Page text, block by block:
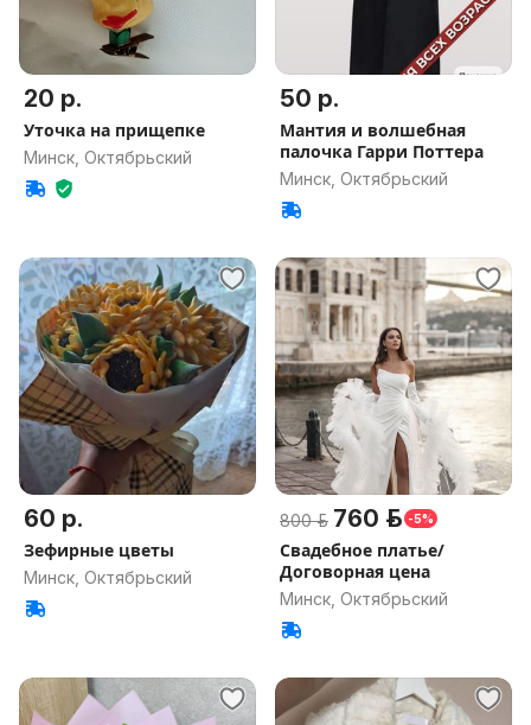
20 р.
Уточка на прищепке
Минск, Октябрьский
50 р.
Мантия и волшебная
палочка Гарри Поттера
Минск, Октябрьский
60 р.
Зефирные цветы
Минск, Октябрьский
800 р. 760 р. -5%
Свадебное платье/
Договорная цена
Минск, Октябрьский